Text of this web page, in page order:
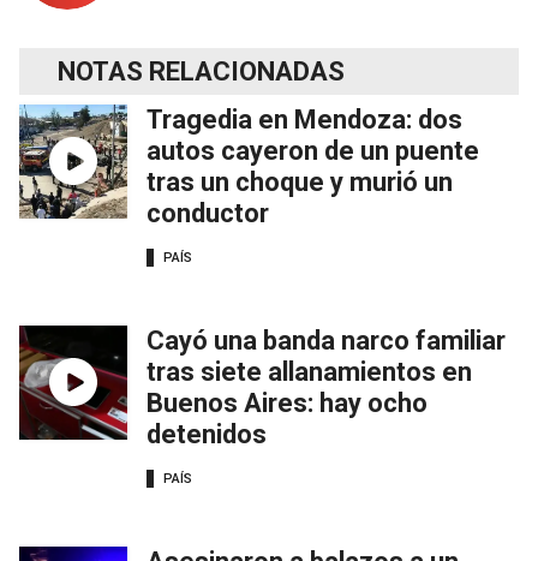
NOTAS RELACIONADAS
Tragedia en Mendoza: dos
autos cayeron de un puente
tras un choque y murió un
conductor
PAÍS
Cayó una banda narco familiar
tras siete allanamientos en
Buenos Aires: hay ocho
detenidos
PAÍS